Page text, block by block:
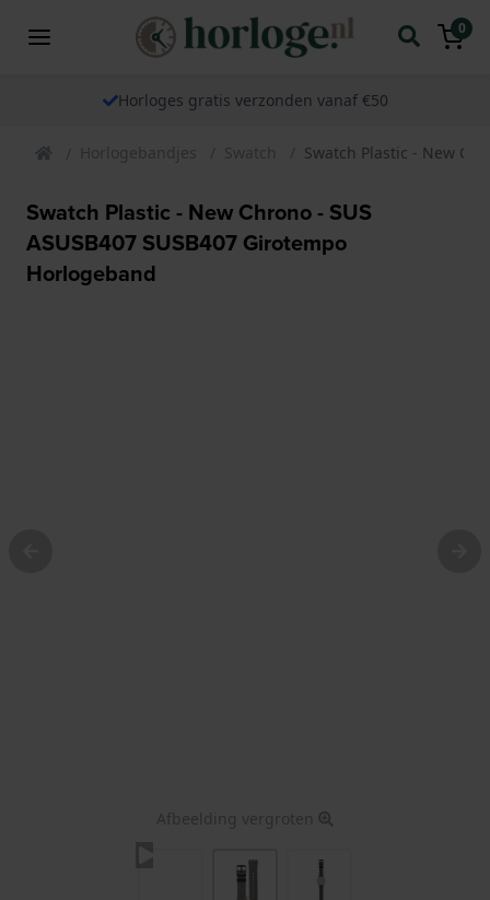
0
Horloges gratis verzonden vanaf €50
Horlogebandjes Swatch Swatch Plastic - New
Swatch Plastic - New Chrono - SUS
ASUSB407 SUSB407 Girotempo
Horlogeband
Afbeelding vergroten